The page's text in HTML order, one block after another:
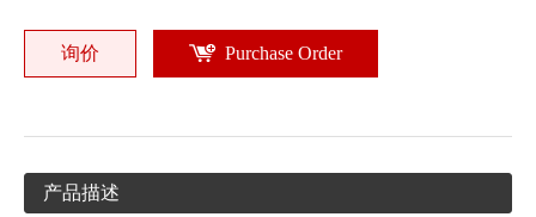
询价 Purchase Order
产品描述